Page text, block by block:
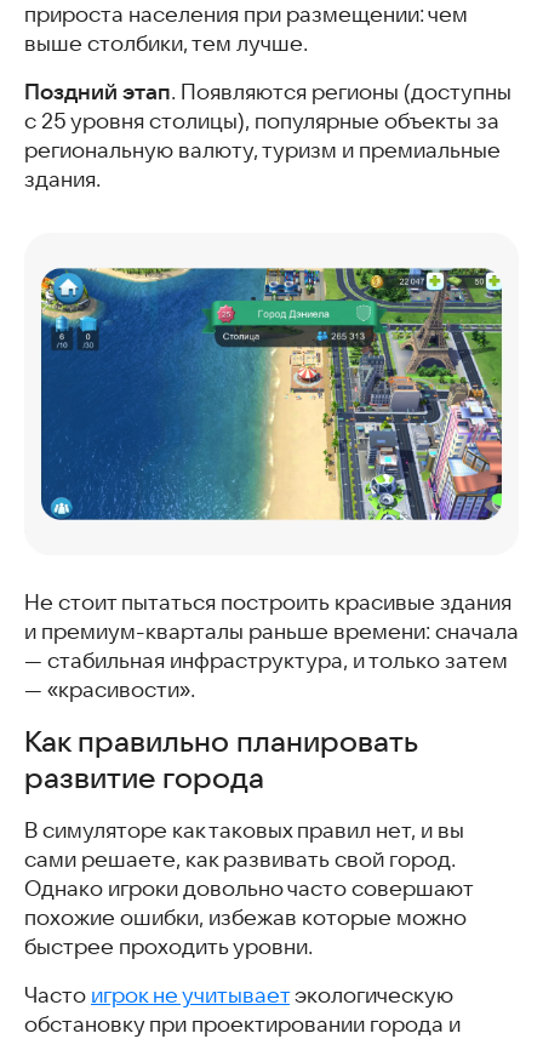
прироста населения при размещении: чем
выше столбики, тем лучше.
Поздний этап. Появляются регионы (доступны
с 25 уровня столицы), популярные объекты за
региональную валюту, туризм и премиальные
здания.
Не стоит пытаться построить красивые здания
и премиум-кварталы раньше времени: сначала
— стабильная инфраструктура, и только затем
— «красивости».
Как правильно планировать
развитие города
В симуляторе как таковых правил нет, и вы
сами решаете, как развивать свой город.
Однако игроки довольно часто совершают
похожие ошибки, избежав которые можно
быстрее проходить уровни.
Часто игрок не учитываетэкологическую
обстановку при проектировании города и